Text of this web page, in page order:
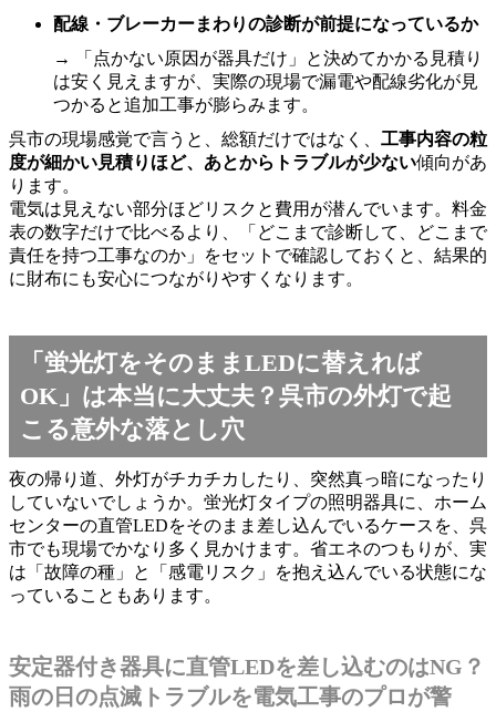
配線・ブレーカーまわりの診断が前提になっているか
→ 「点かない原因が器具だけ」と決めてかかる見積り
は安く見えますが、実際の現場で漏電や配線劣化が見
つかると追加工事が膨らみます。
呉市の現場感覚で言うと、総額だけではなく、 工事内容の粒
度が細かい見積りほど、あとからトラブルが少ない傾向があ
ります。
電気は見えない部分ほどリスクと費用が潜んでいます。料金
表の数字だけで比べるより、「どこまで診断して、どこまで
責任を持つ工事なのか」をセットで確認しておくと、結果的
に財布にも安心につながりやすくなります。
「蛍光灯をそのままLEDに替えれば
OK」は本当に大丈夫？呉市の外灯で起
こる意外な落とし穴
夜の帰り道、外灯がチカチカしたり、突然真っ暗になったり
していないでしょうか。蛍光灯タイプの照明器具に、ホーム
センターの直管LEDをそのまま差し込んでいるケースを、呉
市でも現場でかなり多く見かけます。省エネのつもりが、実
は「故障の種」と「感電リスク」を抱え込んでいる状態にな
っていることもあります。
安定器付き器具に直管LEDを差し込むのはNG？
雨の日の点滅トラブルを電気工事のプロが警